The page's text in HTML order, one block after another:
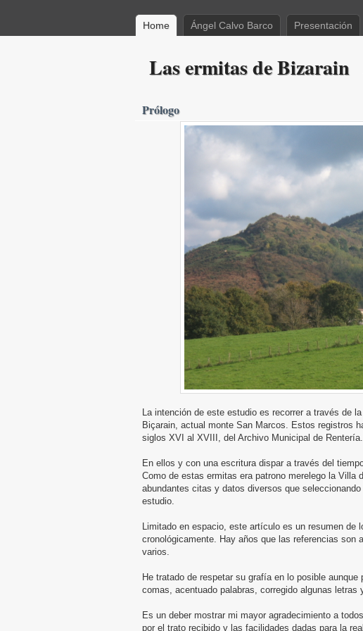
Home Ángel Calvo Barco Presentación
Las ermitas de Bizarain
Prólogo
La intención de este estudio es recorrer a través de
Biçarain, actual monte San Marcos. Estos registros
siglos XVI al XVIII, del Archivo Municipal de Rentería.
En ellos y con una escritura dispar a través del
Como de estas ermitas era patrono merelego la Villa
abundantes citas y datos diversos que
estudio.
Limitado en espacio, este artículo es un resumen de
cronológicamente. Hay años que las referencias son
varios.
He tratado de respetar su grafía en lo posible
comas, acentuado palabras, corregido algunas
Es un deber mostrar mi mayor agradecimiento a
por el trato recibido y las facilidades dadas para la